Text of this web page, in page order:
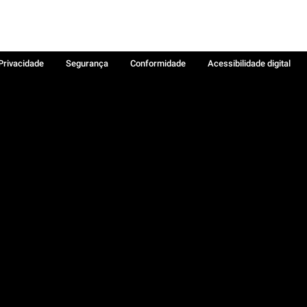
Segurança Conformidade
Acessibilidade digital